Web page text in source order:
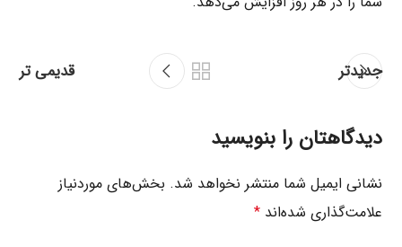
جدیدتر قدیمی تر
دیدگاهتان را بنویسید
نشانی ایمیل شما منتشر نخواهد شد. بخش‌های موردنیاز
علامت‌گذاری شده‌اند*